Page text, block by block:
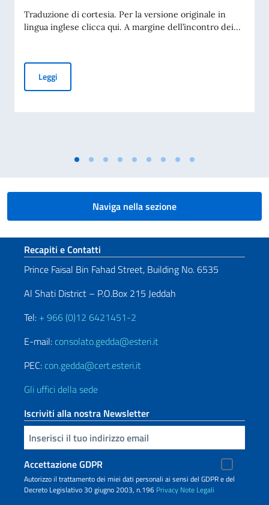
Traduzione di cortesia. Per la versione originale in
lingua inglese clicca qui. A margine dell’incontro dei...
LeggiDichiarazione congiunta dei Ministri degli Affari Esteri
Naviga nella sezione
Sezione footer
Recapiti e Contatti
Prince Faisal Bin Fahad Street, Building No. 6535
Al Shati District – P.O.Box 215 Jeddah
Tel: + 966 (0)12 6421451-2
E-mail: consolato.gedda@esteri.it
PEC: con.gedda@cert.esteri.it
Gli uffici della sede
Iscriviti alla nostra Newsletter
Inserisci la tua email
Accettazione GDPR
Autorizzo il trattamento dei miei dati personali ai sensi del GDPR e del
Decreto Legislativo 30 giugno 2003, n.196 Privacy Note Legali